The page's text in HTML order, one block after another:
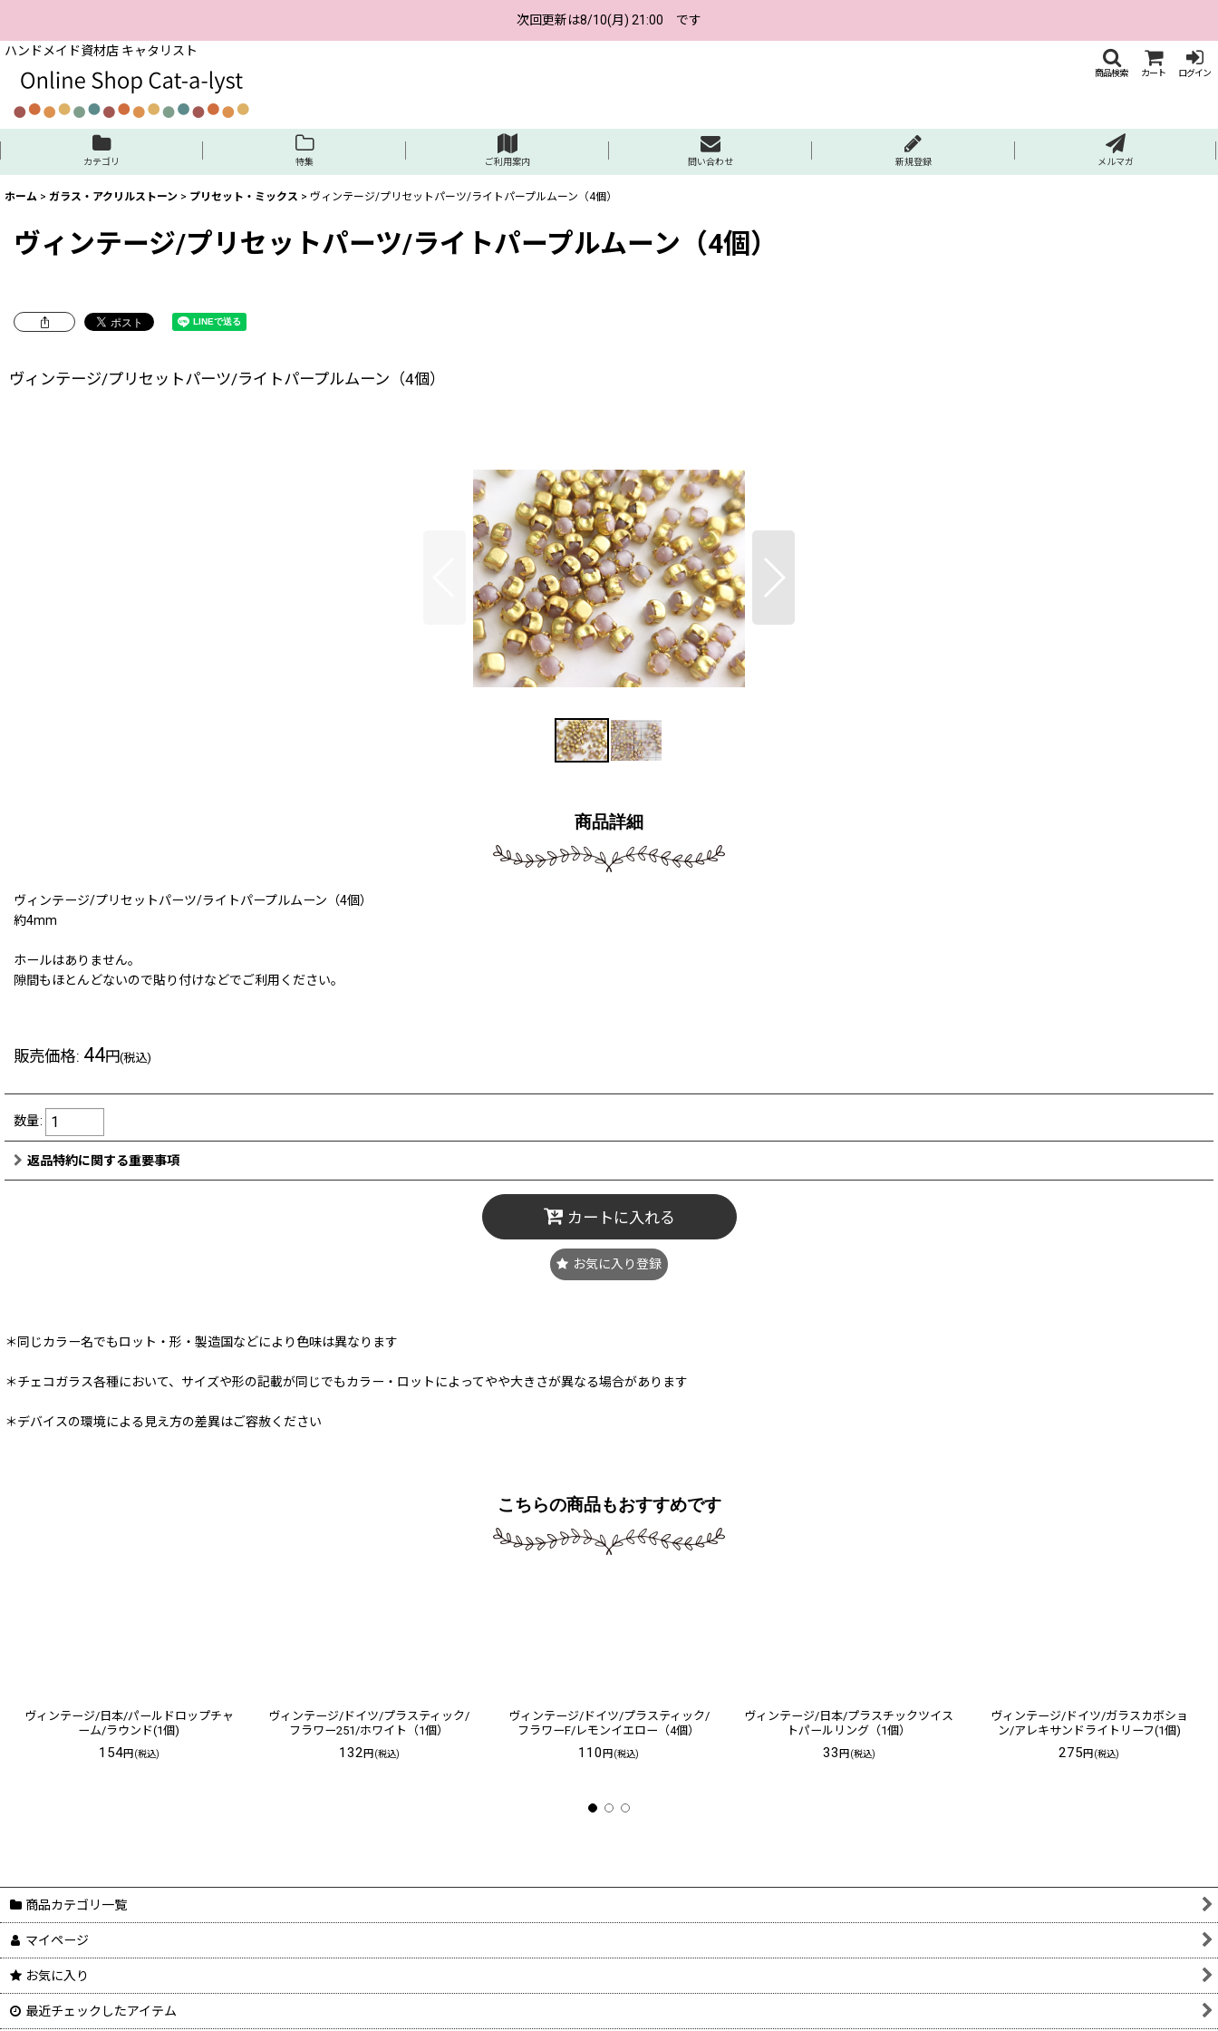
次回更新は8/10(月) 21:00 です
ハンドメイド資材店 キャタリスト
商品検索 カート ログイン
カテゴリ 特集 ご利用案内 問い合わせ 新規登録 メルマガ
ホーム > ガラス・アクリルストーン > プリセット・ミックス > ヴィンテージ/プリセットパーツ/ライトパープルムーン（4個）
ヴィンテージ/プリセットパーツ/ライトパープルムーン（4個）
ヴィンテージ/プリセットパーツ/ライトパープルムーン（4個）
商品詳細
ヴィンテージ/プリセットパーツ/ライトパープルムーン（4個）
約4mm
ホールはありません。
隙間もほとんどないので貼り付けなどでご利用ください。
販売価格: 44円(税込)
数量:
返品特約に関する重要事項
カートに入れる
お気に入り登録
＊同じカラー名でもロット・形・製造国などにより色味は異なります
＊チェコガラス各種において、サイズや形の記載が同じでもカラー・ロットによってやや大きさが異なる場合があります
＊デバイスの環境による見え方の差異はご容赦ください
こちらの商品もおすすめです
ヴィンテージ/日本/パールドロップチャ
ーム/ラウンド(1個)
154円(税込)
ヴィンテージ/ドイツ/プラスティック/
フラワー251/ホワイト（1個）
132円(税込)
ヴィンテージ/ドイツ/プラスティック/
フラワーF/レモンイエロー（4個）
110円(税込)
ヴィンテージ/日本/プラスチックツイス
トパールリング（1個）
33円(税込)
ヴィンテージ/ドイツ/ガラスカボショ
ン/アレキサンドライトリーフ(1個)
275円(税込)
商品カテゴリ一覧
マイページ
お気に入り
最近チェックしたアイテム